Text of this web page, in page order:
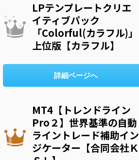
LPテンプレートクリエ
イティブパック
「Colorful(カラフル)」
上位版【カラフル】
詳細ページへ
MT4【トレンドライン
Pro２】世界基準の自動
ライントレード補助イン
ジケーター【合同会社Ｋ